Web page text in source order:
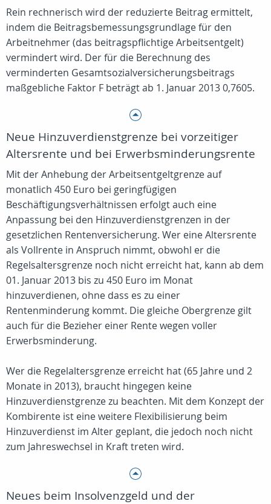
Rein rechnerisch wird der reduzierte Beitrag ermittelt,
indem die Beitragsbemessungsgrundlage für den
Arbeitnehmer (das beitragspflichtige Arbeitsentgelt)
vermindert wird. Der für die Berechnung des
verminderten Gesamtsozialversicherungsbeitrags
maßgebliche Faktor F beträgt ab 1. Januar 2013 0,7605.
Neue Hinzuverdienstgrenze bei vorzeitiger
Altersrente und bei Erwerbsminderungsrente
Mit der Anhebung der Arbeitsentgeltgrenze auf
monatlich 450 Euro bei geringfügigen
Beschäftigungsverhältnissen erfolgt auch eine
Anpassung bei den Hinzuverdienstgrenzen in der
gesetzlichen Rentenversicherung. Wer eine Altersrente
als Vollrente in Anspruch nimmt, obwohl er die
Regelsaltersgrenze noch nicht erreicht hat, kann ab dem
01. Januar 2013 bis zu 450 Euro im Monat
hinzuverdienen, ohne dass es zu einer
Rentenminderung kommt. Die gleiche Obergrenze gilt
auch für die Bezieher einer Rente wegen voller
Erwerbsminderung.
Wer die Regelaltersgrenze erreicht hat (65 Jahre und 2
Monate in 2013), braucht hingegen keine
Hinzuverdienstgrenze zu beachten. Mit dem Konzept der
Kombirente ist eine weitere Flexibilisierung beim
Hinzuverdienst im Alter geplant, die jedoch noch nicht
zum Jahreswechsel in Kraft treten wird.
Neues beim Insolvenzgeld und der